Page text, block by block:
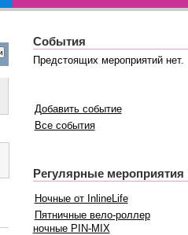
События
Предстоящих мероприятий нет.
Добавить событие
Все события
Регулярные мероприятия
Ночные от InlineLife
Пятничные вело-роллер
ночные PIN-MIX